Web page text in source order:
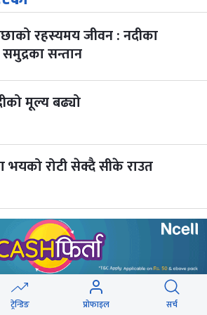
Mar 21, 2027
22, 2027
७ महिना बाँकी
रहस्यमय जीवन : नदीका
सन्तान
मूल्य बढ्यो
रोटी सेक्दै सीके राउत
मार्क्सवाद देववाणी होइन,
नगरौं
१८७ सहकारीले फिर्ता दिन
ट्रेन्डिङ प्रोफाइल सर्च